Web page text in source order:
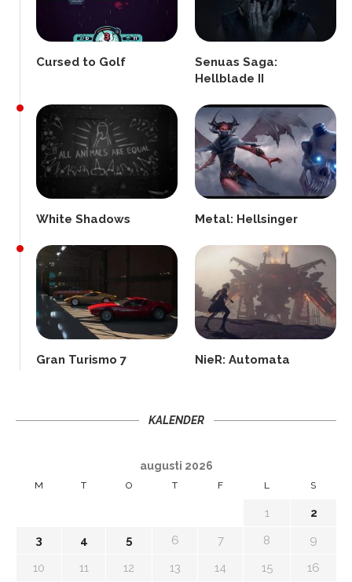
Cursed to Golf
Senuas Saga:
Hellblade II
White Shadows Metal: Hellsinger
Gran Turismo 7 NieR: Automata
KALENDER
augusti 2026
M T O T F L S
1
2
3
4 5 6 7 8
9
10
11 12 13 14 15
16